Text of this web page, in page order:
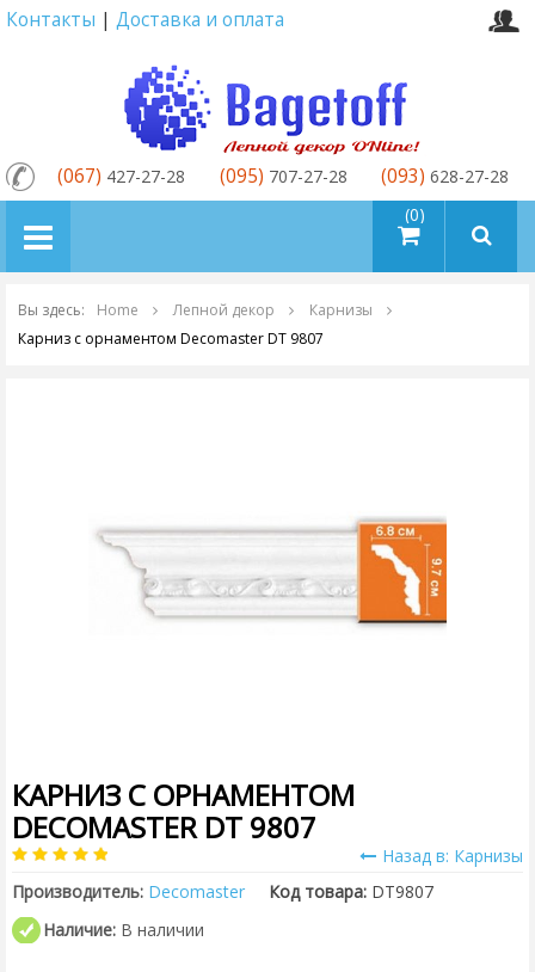
Контакты | Доставка и оплата
товаров (0)
(067) 427-27-28 (095) 707-27-28 (093) 628-27-28
Вы здесь: Home Лепной декор
Карнизы
Карниз с орнаментом Decomaster DT 9807
КАРНИЗ С ОРНАМЕНТОМ
DECOMASTER DT 9807
Назад в: Карнизы
Производитель: Decomaster Код товара: DT9807
Наличие: В наличии